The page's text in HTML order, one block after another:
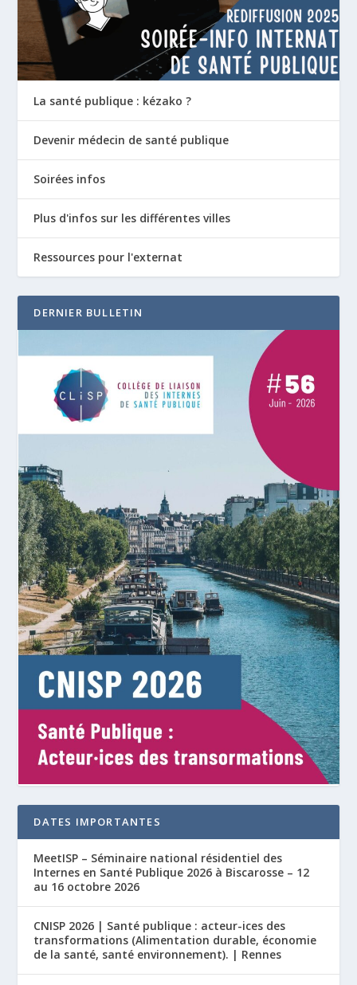
La santé publique : kézako ?
Devenir médecin de santé publique
Soirées infos
Plus d'infos sur les différentes villes
Ressources pour l'externat
DERNIER BULLETIN
DATES IMPORTANTES
MeetISP – Séminaire national résidentiel des
Internes en Santé Publique 2026 à Biscarosse – 12
au 16 octobre 2026
CNISP 2026 | Santé publique : acteur-ices des
transformations (Alimentation durable, économie
de la santé, santé environnement). | Rennes